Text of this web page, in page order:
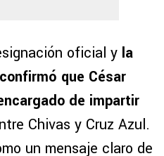
oficial y la
que César
de impartir
Chivas y Cruz Azul.
un mensaje claro de